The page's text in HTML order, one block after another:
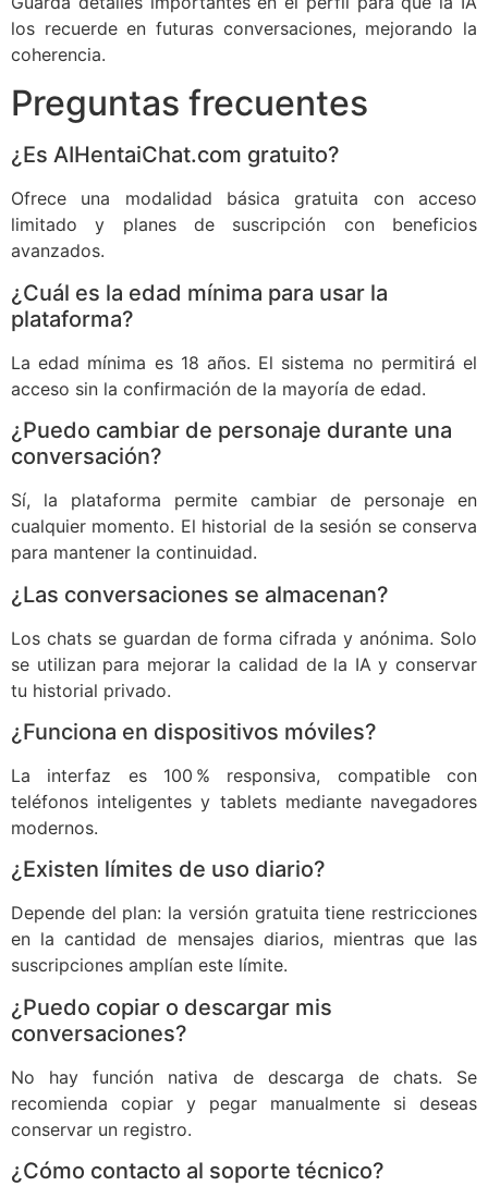
los recuerde en futuras conversaciones, mejorando la
coherencia.
Preguntas frecuentes
¿Es AIHentaiChat.com gratuito?
Ofrece una modalidad básica gratuita con acceso
limitado y planes de suscripción con beneficios
avanzados.
¿Cuál es la edad mínima para usar la
plataforma?
La edad mínima es 18 años. El sistema no permitirá el
acceso sin la confirmación de la mayoría de edad.
¿Puedo cambiar de personaje durante una
conversación?
Sí, la plataforma permite cambiar de personaje en
cualquier momento. El historial de la sesión se conserva
para mantener la continuidad.
¿Las conversaciones se almacenan?
Los chats se guardan de forma cifrada y anónima. Solo
se utilizan para mejorar la calidad de la IA y conservar
tu historial privado.
¿Funciona en dispositivos móviles?
La interfaz es 100 % responsiva, compatible con
teléfonos inteligentes y tablets mediante navegadores
modernos.
¿Existen límites de uso diario?
Depende del plan: la versión gratuita tiene restricciones
en la cantidad de mensajes diarios, mientras que las
suscripciones amplían este límite.
¿Puedo copiar o descargar mis
conversaciones?
No hay función nativa de descarga de chats. Se
recomienda copiar y pegar manualmente si deseas
conservar un registro.
¿Cómo contacto al soporte técnico?